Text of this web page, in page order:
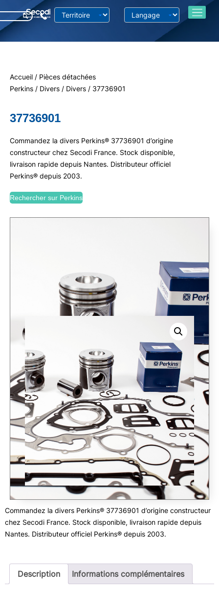
Accueil / Pièces détachées
Perkins / Divers / Divers / 37736901
37736901
Commandez la divers Perkins® 37736901 d’origine
constructeur chez Secodi France. Stock disponible,
livraison rapide depuis Nantes. Distributeur officiel
Perkins® depuis 2003.
Rechercher sur Perkins
Commandez la divers Perkins® 37736901 d’origine constructeur
chez Secodi France. Stock disponible, livraison rapide depuis
Nantes. Distributeur officiel Perkins® depuis 2003.
Description Informations complémentaires